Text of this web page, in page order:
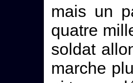
mais un
quatre
soldat
marche